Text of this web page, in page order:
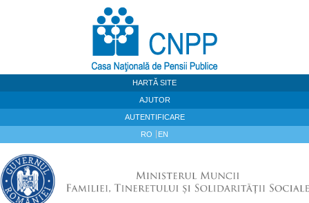
HARTĂ SITE
AJUTOR
AUTENTIFICARE
RO EN